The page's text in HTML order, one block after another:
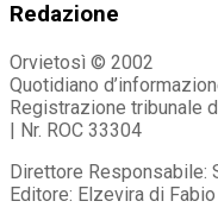
Redazione
Orvietosì © 2002
Quotidiano
Registrazione tribunale
| Nr. ROC 33304
Direttore Responsabile:
Editore: Elzevira di